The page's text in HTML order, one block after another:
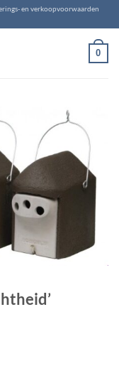
en verkoopvoorwaarden
0